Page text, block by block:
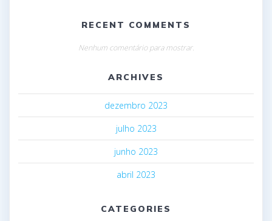
RECENT COMMENTS
Nenhum comentário para mostrar.
ARCHIVES
dezembro 2023
julho 2023
junho 2023
abril 2023
CATEGORIES